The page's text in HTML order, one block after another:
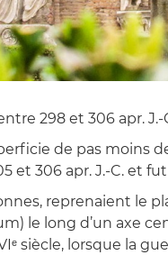
298 et 306 apr. J.-
de pas moins
306 apr. J.-C. et
reprenaient le
le long d’un axe
siècle, lorsque la